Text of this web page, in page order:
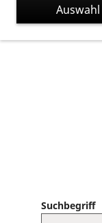
Suchbegriff